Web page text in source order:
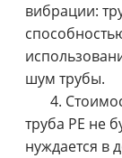
вибрации:
шум трубы.
4.
труба PE не
нуждается в